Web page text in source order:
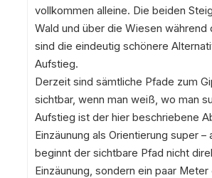
vollkommen alleine. Die beiden
Wald und über die Wiesen während
sind die eindeutig schönere
Aufstieg.
Derzeit sind sämtliche Pfade zum
sichtbar, wenn man weiß, wo man
Aufstieg ist der hier beschriebene
Einzäunung als Orientierung super –
beginnt der sichtbare Pfad nicht
Einzäunung, sondern ein paar